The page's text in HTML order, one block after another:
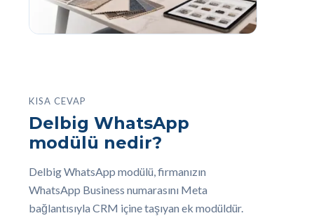
KISA CEVAP
Delbig WhatsApp
modülü nedir?
Delbig WhatsApp modülü, firmanızın
WhatsApp Business numarasını Meta
bağlantısıyla CRM içine taşıyan ek modüldür.